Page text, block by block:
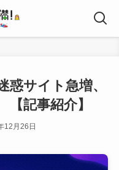
惑サイト急増、
記事紹介】
12月26日